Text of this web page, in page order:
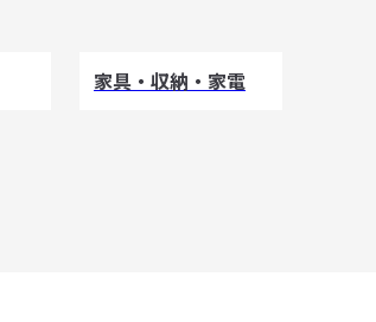
家具・収納・家電